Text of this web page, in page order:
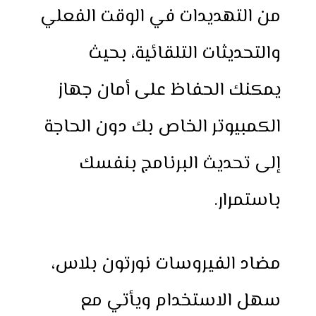
من التهديدات في الوقت الفعلي
والتحديثات التلقائية، بحيث
يمكنك الحفاظ على أمان جهاز
الكمبيوتر الخاص بك دون الحاجة
إلى تحديث البرنامج بنفسك
باستمرار.
مضاد الفيروسات نورتون بلاس،
سهل الاستخدام ويأتي مع